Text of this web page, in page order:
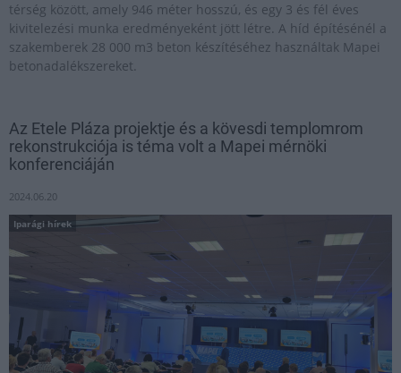
térség között, amely 946 méter hosszú, és egy 3 és fél éves
kivitelezési munka eredményeként jött létre. A híd építésénél a
szakemberek 28 000 m3 beton készítéséhez használtak Mapei
betonadalékszereket.
Az Etele Pláza projektje és a kövesdi templomrom
rekonstrukciója is téma volt a Mapei mérnöki
konferenciáján
2024.06.20
Iparági hírek